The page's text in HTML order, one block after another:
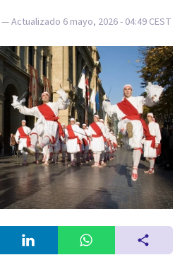
— Actualizado 6 mayo, 2026 - 04:49 CEST